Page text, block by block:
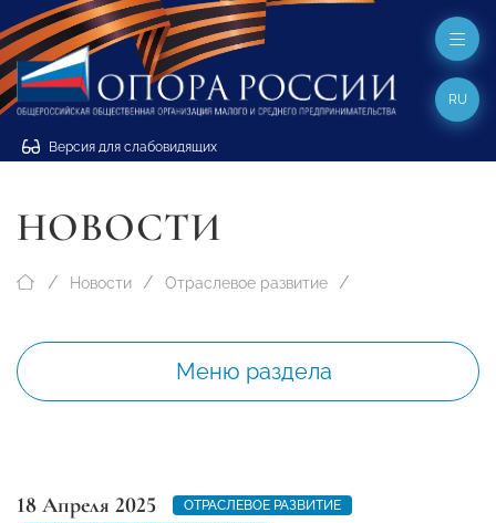
Версия для слабовидящих
RU
НОВОСТИ
Новости Отраслевое развитие
Меню раздела
18 Апреля 2025
ОТРАСЛЕВОЕ РАЗВИТИЕ